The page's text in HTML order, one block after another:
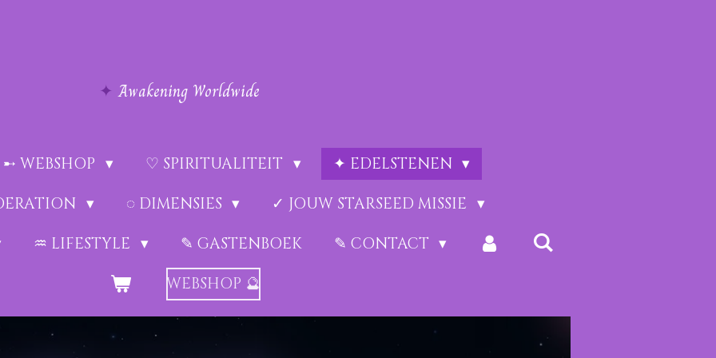
✦ Awakening Worldwide
➸ WEBSHOP ♡ SPIRITUALITEIT
✦ EDELSTENEN
◌ DIMENSIES
✓ JOUW STARSEED MISSIE
♒︎ LIFESTYLE ✎ GASTENBOEK
✎ CONTACT
WEBSHOP 🔮